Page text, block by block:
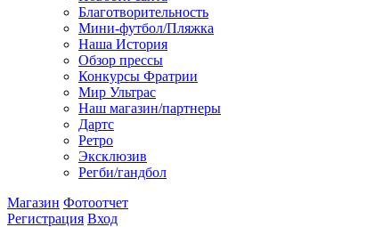
Благотворительность
Мини-футбол/Пляжка
Наша История
Обзор прессы
Конкурсы Фратрии
Мир Ультрас
Наш магазин/партнеры
Дартс
Ретро
Эксклюзив
Регби/гандбол
Магазин Фотоотчет
Регистрация Вход